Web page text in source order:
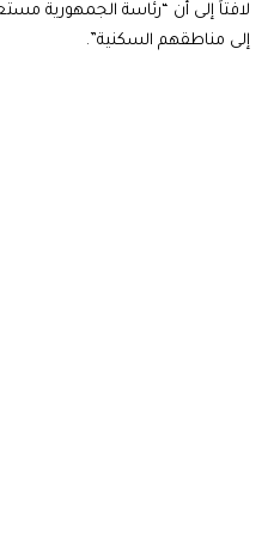
لافتاً إلى أن “رئاسة الجمهورية
إلى مناطقهم السكنية”.